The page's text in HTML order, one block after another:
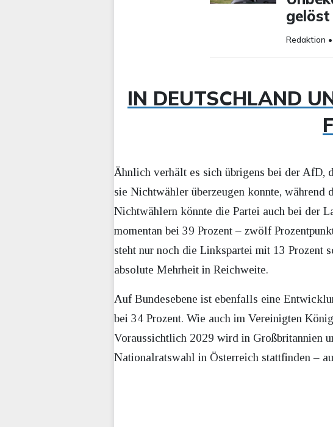
gelöst
Redaktion •
IN DEUTSCHLAND
Ähnlich verhält es sich übrigens bei der AfD,
sie Nichtwähler überzeugen konnte,
Nichtwählern könnte die Partei auch bei der
momentan bei 39 Prozent – zwölf
steht nur noch die Linkspartei mit 13 Prozent
absolute Mehrheit in Reichweite.
Auf Bundesebene ist ebenfalls eine
bei 34 Prozent. Wie auch im Vereinigten
Voraussichtlich 2029 wird in Großbritannien
Nationalratswahl in Österreich stattfinden –